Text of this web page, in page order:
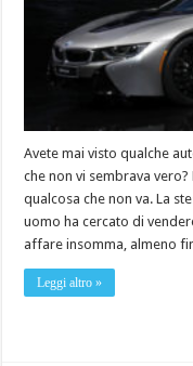
Avete mai visto qualche
che non vi sembrava
qualcosa che non va. La
uomo ha cercato di
affare insomma, almeno
Leggi altro »